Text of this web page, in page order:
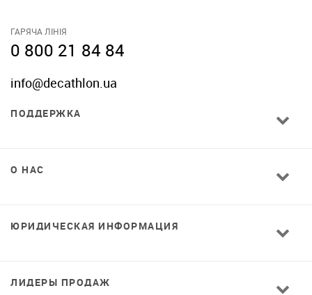
ГАРЯЧА ЛІНІЯ
0 800 21 84 84
info@decathlon.ua
ПОДДЕРЖКА
О НАС
ЮРИДИЧЕСКАЯ ИНФОРМАЦИЯ
ЛИДЕРЫ ПРОДАЖ